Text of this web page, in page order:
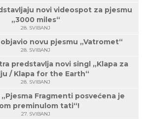
novi videospot za pjesmu
„3000 miles“
28. SVIBANJ
novu pjesmu „Vatromet“
28. SVIBANJ
predstavlja novi singl „Klapa za
/ Klapa for the Earth“
28. SVIBANJ
„Pjesma Fragmenti posvećena je
preminulom tati“!
27. SVIBANJ